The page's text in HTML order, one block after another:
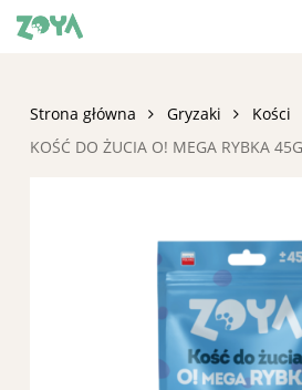
Skip
Strona główna Gryzaki Kości
KOŚĆ DO ŻUCIA O! MEGA RYBKA